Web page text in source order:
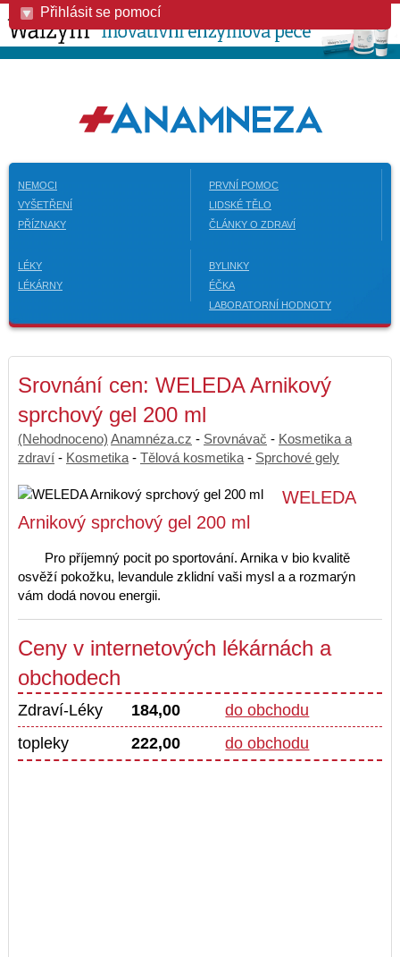
Přihlásit se pomocí
NEMOCI
VYŠETŘENÍ
PŘÍZNAKY
PRVNÍ POMOC
LIDSKÉ TĚLO
ČLÁNKY O ZDRAVÍ
LÉKY
LÉKÁRNY
BYLINKY
ÉČKA
LABORATORNÍ HODNOTY
Srovnání cen: WELEDA Arnikový
sprchový gel 200 ml
(Nehodnoceno) Anamnéza.cz - Srovnávač - Kosmetika a
zdraví - Kosmetika - Tělová kosmetika - Sprchové gely
WELEDA
Arnikový sprchový gel 200 ml
Pro příjemný pocit po sportování. Arnika v bio kvalitě
osvěží pokožku, levandule zklidní vaši mysl a a rozmarýn
vám dodá novou energii.
Ceny v internetových lékárnách a
obchodech
Zdraví-Léky 184,00
do obchodu
topleky
222,00 do obchodu